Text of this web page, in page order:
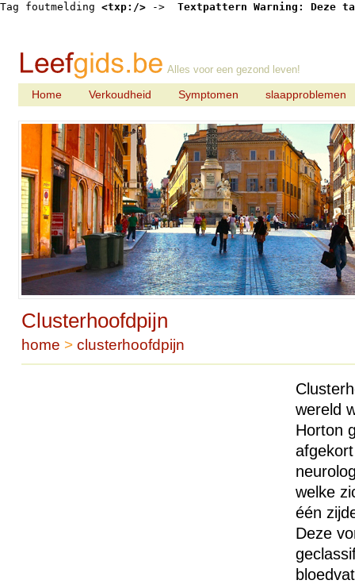
Tag foutmelding <txp:/> -> Textpattern Warning: Deze
Alles voor een gezond leven!
Home Verkoudheid Symptomen slaapproblemen
Clusterhoofdpijn
home > clusterhoofdpijn
wereld
Horton
welke
één
Deze